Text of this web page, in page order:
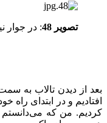
تصویر 48 : در جوار
بعد از دیدن تالاب به
افتادیم و در ابتدای راه
کردیم. من که